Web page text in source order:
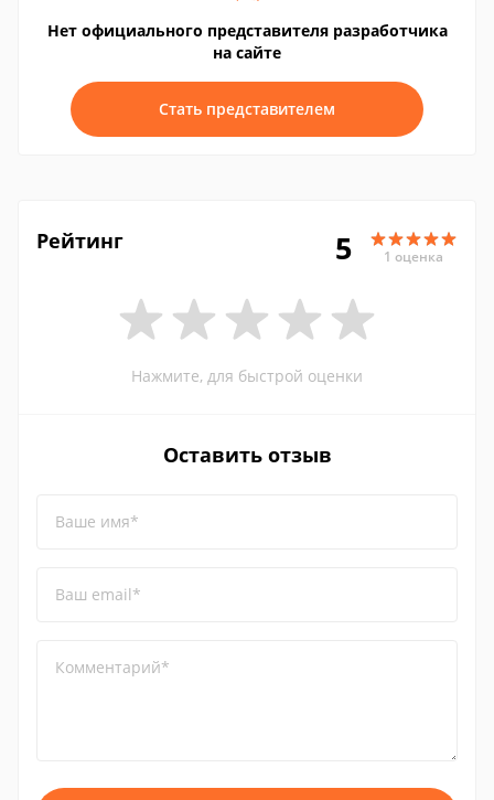
Нет официального представителя разработчика
на сайте
Стать представителем
Рейтинг 5 1 оценка
Нажмите, для быстрой оценки
Оставить отзыв
Ваше имя*
Ваш email*
Комментарий*